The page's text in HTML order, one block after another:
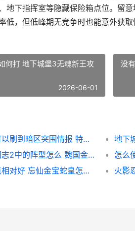
地下指挥室等隐藏保险箱点位。留
低，但低峰期无竞争时也能意外获取
何打 地下城堡3无魂新王攻
2026-06-01
没有
是否有特定的时间段可以刷到暗区突围情报 特定时间
魏国四金将在少年三国志2中的阵型怎么 魏国金将换谁
忘仙金甲战神如何加点相对好 忘仙金宝蛇皇怎么获得